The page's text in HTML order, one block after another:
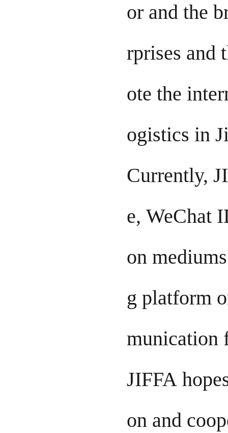
or and the
rprises and
ote the
ogistics in
Currently,
e, WeChat
on
g platform
munication
JIFFA
on and